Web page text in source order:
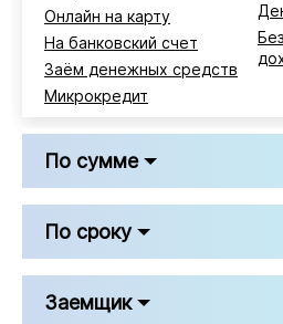
Онлайн на карту
На банковский счет
Заём денежных средств
Микрокредит
По сумме
По сроку
Заемщик